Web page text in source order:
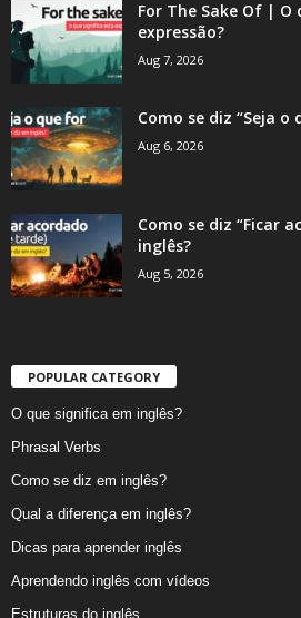
For The Sake Of | O
expressão?
Aug 7, 2026
Como se diz “Seja o
Aug 6, 2026
Como se diz “Ficar
inglês?
Aug 5, 2026
POPULAR CATEGORY
O que significa em inglês?
Phrasal Verbs
Como se diz em inglês?
Qual a diferença em inglês?
Dicas para aprender inglês
Aprendendo inglês com vídeos
Estruturas do inglês